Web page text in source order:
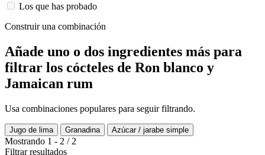
Los que has probado
Construir una combinación
Añade uno o dos ingredientes más para
filtrar los cócteles de Ron blanco y
Jamaican rum
Usa combinaciones populares para seguir filtrando.
Jugo de lima Granadina Azúcar / jarabe simple
Mostrando 1 - 2 / 2
Filtrar resultados